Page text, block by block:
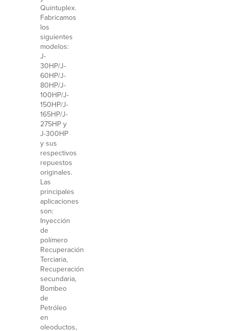
Quintuplex.
Fabricamos
los
siguientes
modelos:
J-
30HP/J-
60HP/J-
80HP/J-
100HP/J-
150HP/J-
165HP/J-
275HP y
J-300HP
y sus
respectivos
repuestos
originales.
Las
principales
aplicaciones
son:
Inyección
de
polímero
Recuperación
Terciaria,
Recuperación
secundaria,
Bombeo
de
Petróleo
en
oleoductos,